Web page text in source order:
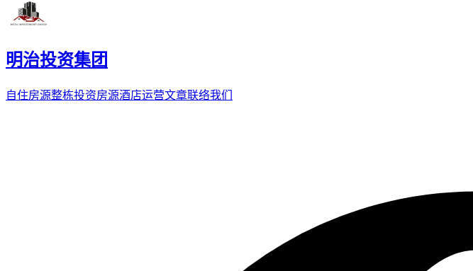
明治投资集团
自住房源整栋投资房源酒店运营文章联络我们